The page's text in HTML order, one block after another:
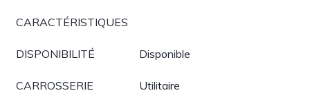
CARACTÉRISTIQUES
DISPONIBILITÉ Disponible
CARROSSERIE Utilitaire